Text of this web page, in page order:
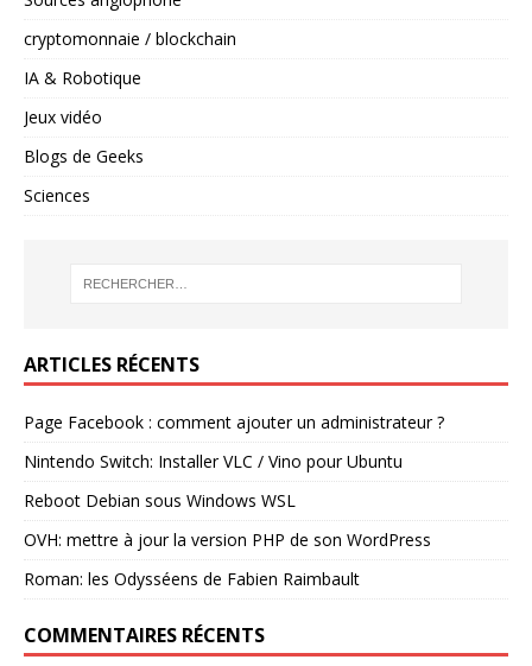
cryptomonnaie / blockchain
IA & Robotique
Jeux vidéo
Blogs de Geeks
Sciences
ARTICLES RÉCENTS
Page Facebook : comment ajouter un administrateur ?
Nintendo Switch: Installer VLC / Vino pour Ubuntu
Reboot Debian sous Windows WSL
OVH: mettre à jour la version PHP de son WordPress
Roman: les Odysséens de Fabien Raimbault
COMMENTAIRES RÉCENTS